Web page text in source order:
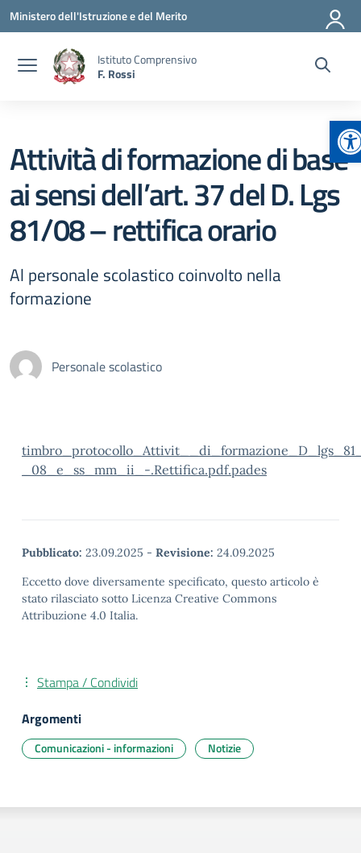
Vai ai contenuti
Vai al menu di navigazione
Vai al footer
Ministero dell'Istruzione e del Merito
Istituto Comprensivo
F. Rossi
Attività di formazione di base
ai sensi dell’art. 37 del D. Lgs
81/08 – rettifica orario
Al personale scolastico coinvolto nella
formazione
Personale scolastico
_08_e_ss_mm_ii_-.Rettifica.pdf.pades
Pubblicato: 23.09.2025 - Revisione: 24.09.2025
Eccetto dove diversamente specificato, questo articolo è
stato rilasciato sotto Licenza Creative Commons
Attribuzione 4.0 Italia.
Stampa / Condividi
Argomenti
Comunicazioni - informazioni Notizie